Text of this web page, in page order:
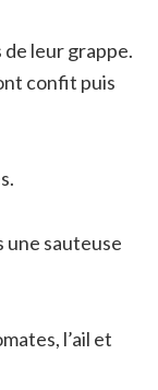
leur grappe.
confit puis
une sauteuse
l’ail et